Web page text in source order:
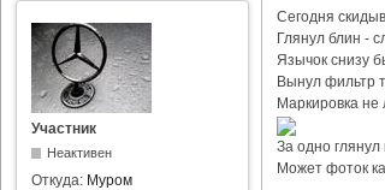
Участник
Неактивен
Откуда: Муром
Сегодня
Глянул блин -
Язычок снизу
Вынул фильтр
Маркировка не
За одно
Может фоток